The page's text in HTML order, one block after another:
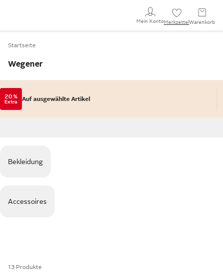
Mein KontoMerkzettel Warenkorb
Startseite
Wegener
20 %
Extra Auf ausgewählte Artikel
Bekleidung
Accessoires
13 Produkte